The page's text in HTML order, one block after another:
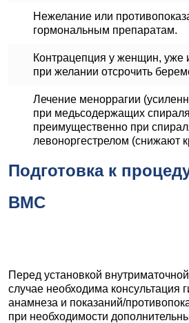
Нежелание или
гормональным препаратам.
Контрацепция у женщин, уже
при желании отсрочить
Лечение меноррагии
при медьсодержащих
преимущественно при
левоноргестрелом (снижают
Подготовка к
ВМС
Перед установкой
случае необходима консультация
анамнеза и показаний/
при необходимости